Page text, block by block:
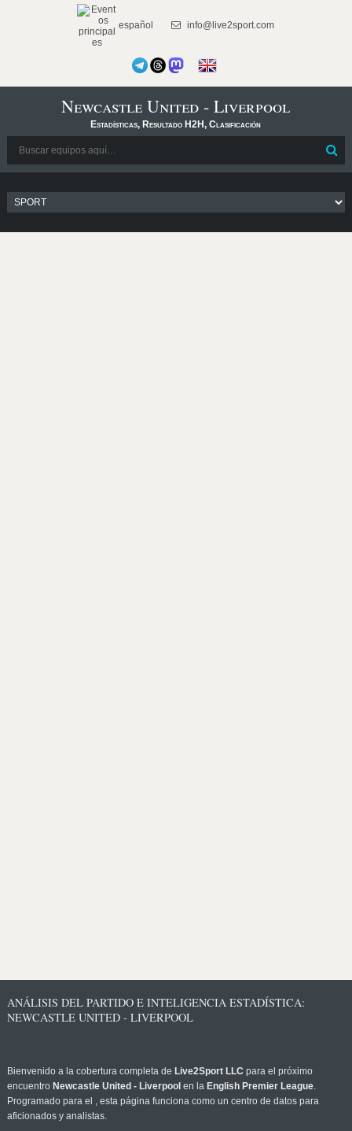
español info@live2sport.com
Newcastle United - Liverpool
Estadísticas, Resultado H2H, Clasificación
ANÁLISIS DEL PARTIDO E INTELIGENCIA ESTADÍSTICA:
NEWCASTLE UNITED - LIVERPOOL
Bienvenido a la cobertura completa de Live2Sport LLC para el próximo
encuentro Newcastle United - Liverpool en la English Premier League.
Programado para el , esta página funciona como un centro de datos para
aficionados y analistas.